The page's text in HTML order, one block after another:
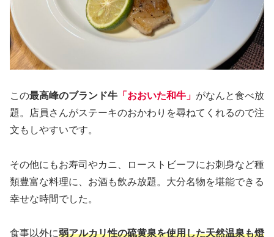
この最高峰のブランド牛 「おおいた和牛」 がなんと食べ放
題。店員さんがステーキのおかわりを尋ねてくれるので注
文もしやすいです。
その他にもお寿司やカニ、ローストビーフにお刺身など種
類豊富な料理に、お酒も飲み放題。大分名物を堪能できる
幸せな時間でした。
食事以外に弱アルカリ性の硫黄泉を使用した天然温泉も燈